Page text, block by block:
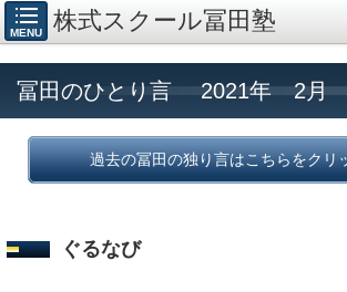
MENU 株式スクール冨田塾
冨田のひとり言 2021年 2月
過去の冨田の独り言はこちらをクリ
ぐるなび